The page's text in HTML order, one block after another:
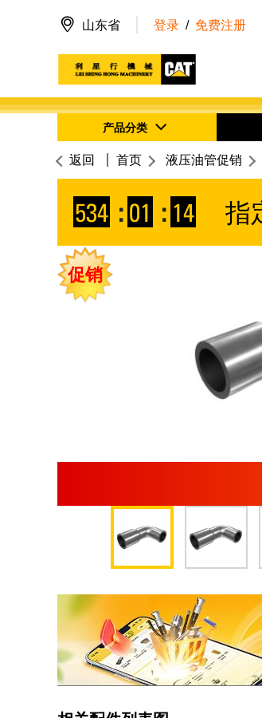
山东省 登录 / 免费注册
产品分类
返回 首页 液压油管促销
534 : 01 : 13 指
促销